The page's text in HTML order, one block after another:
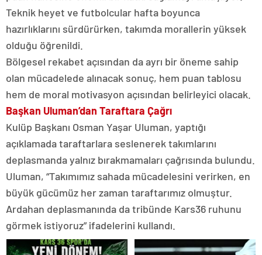
Teknik heyet ve futbolcular hafta boyunca
hazırlıklarını sürdürürken, takımda morallerin yüksek
olduğu öğrenildi.
Bölgesel rekabet açısından da ayrı bir öneme sahip
olan mücadelede alınacak sonuç, hem puan tablosu
hem de moral motivasyon açısından belirleyici olacak.
Başkan Uluman’dan Taraftara Çağrı
Kulüp Başkanı Osman Yaşar Uluman, yaptığı
açıklamada taraftarlara seslenerek takımlarını
deplasmanda yalnız bırakmamaları çağrısında bulundu.
Uluman, “Takımımız sahada mücadelesini verirken, en
büyük gücümüz her zaman taraftarımız olmuştur.
Ardahan deplasmanında da tribünde Kars36 ruhunu
görmek istiyoruz” ifadelerini kullandı.